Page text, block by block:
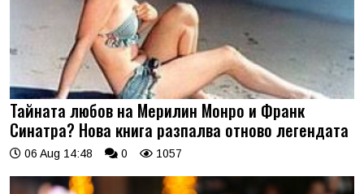
Тайната любов на Мерилин Монро и Франк
Синатра? Нова книга разпалва отново легендата
06 Aug 14:48 0 1057